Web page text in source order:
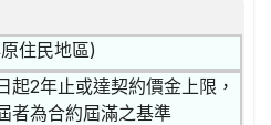
住民地區)
起2年止或達契約價金上限，
者為合約屆滿之基準